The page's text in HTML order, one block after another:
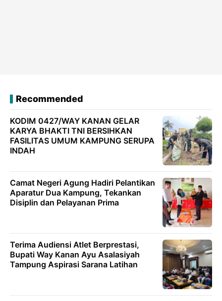
Recommended
KODIM 0427/WAY KANAN GELAR
KARYA BHAKTI TNI BERSIHKAN
FASILITAS UMUM KAMPUNG SERUPA
INDAH
Camat Negeri Agung Hadiri Pelantikan
Aparatur Dua Kampung, Tekankan
Disiplin dan Pelayanan Prima
Terima Audiensi Atlet Berprestasi,
Bupati Way Kanan Ayu Asalasiyah
Tampung Aspirasi Sarana Latihan